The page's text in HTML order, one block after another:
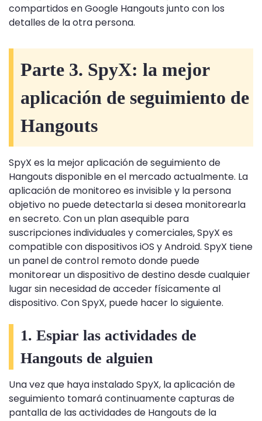
compartidos en Google Hangouts junto con los
detalles de la otra persona.
Parte 3. SpyX: la mejor
aplicación de seguimiento de
Hangouts
SpyX es la mejor aplicación de seguimiento de
Hangouts disponible en el mercado actualmente. La
aplicación de monitoreo es invisible y la persona
objetivo no puede detectarla si desea monitorearla
en secreto. Con un plan asequible para
suscripciones individuales y comerciales, SpyX es
compatible con dispositivos iOS y Android. SpyX tiene
un panel de control remoto donde puede
monitorear un dispositivo de destino desde cualquier
lugar sin necesidad de acceder físicamente al
dispositivo. Con SpyX, puede hacer lo siguiente.
1. Espiar las actividades de
Hangouts de alguien
Una vez que haya instalado SpyX, la aplicación de
seguimiento tomará continuamente capturas de
pantalla de las actividades de Hangouts de la